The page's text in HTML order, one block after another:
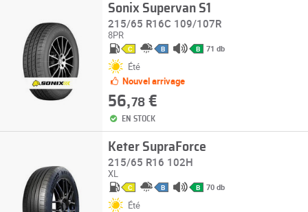
Sonix Supervan S1
215/65 R16C 109/107R
8PR
C B B 71 db
Été
Nouvel arrivage
56,78€
EN STOCK
Keter SupraForce
215/65 R16 102H
XL
C B B 70 db
Été